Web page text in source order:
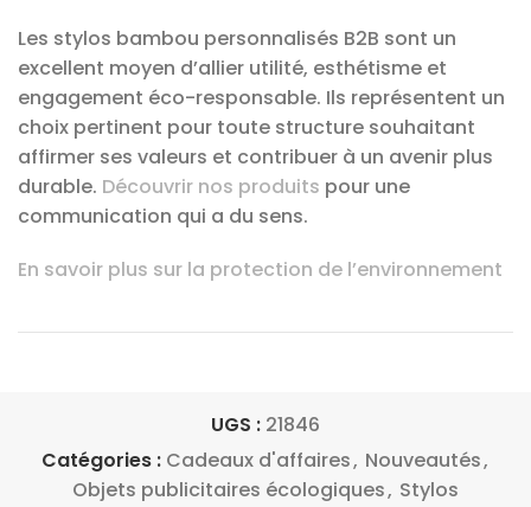
Les stylos bambou personnalisés B2B sont un
excellent moyen d’allier utilité, esthétisme et
engagement éco-responsable. Ils représentent un
choix pertinent pour toute structure souhaitant
affirmer ses valeurs et contribuer à un avenir plus
durable. Découvrir nos produits pour une
communication qui a du sens.
En savoir plus sur la protection de l’environnement
UGS : 21846
Catégories : Cadeaux d'affaires, Nouveautés,
Objets publicitaires écologiques, Stylos